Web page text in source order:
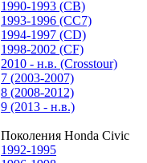
1990-1993 (CB)
1993-1996 (CC7)
1994-1997 (CD)
1998-2002 (CF)
2010 - н.в. (Crosstour)
7 (2003-2007)
8 (2008-2012)
9 (2013 - н.в.)
Поколения Honda Civic
1992-1995